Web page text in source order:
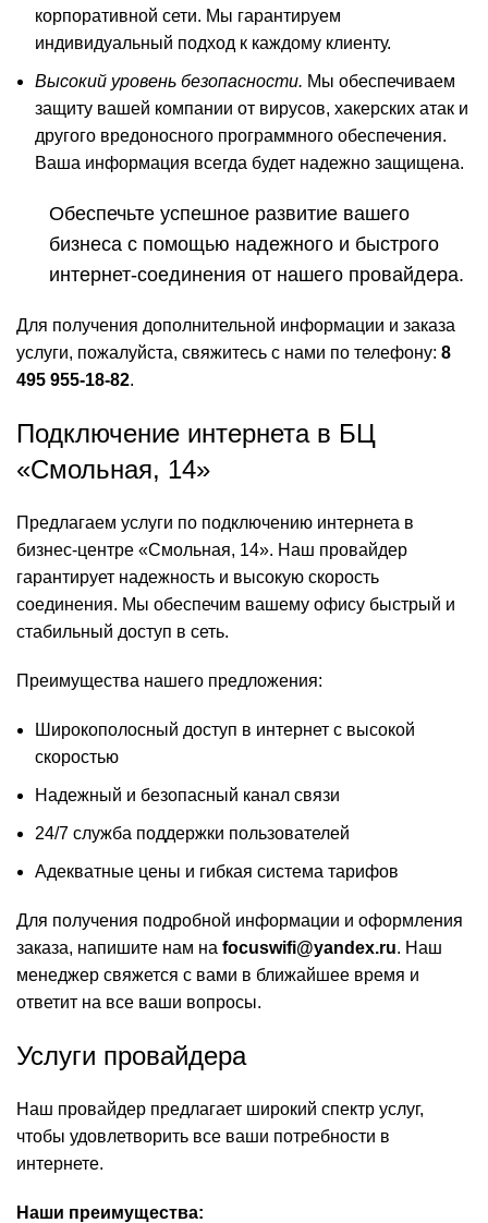
корпоративной сети. Мы гарантируем
индивидуальный подход к каждому клиенту.
Высокий уровень безопасности. Мы обеспечиваем
защиту вашей компании от вирусов, хакерских атак и
другого вредоносного программного обеспечения.
Ваша информация всегда будет надежно защищена.
Обеспечьте успешное развитие вашего
бизнеса с помощью надежного и быстрого
интернет-соединения от нашего провайдера.
Для получения дополнительной информации и заказа
услуги, пожалуйста, свяжитесь с нами по телефону: 8
495 955-18-82.
Подключение интернета в БЦ
«Смольная, 14»
Предлагаем услуги по подключению интернета в
бизнес-центре «Смольная, 14». Наш провайдер
гарантирует надежность и высокую скорость
соединения. Мы обеспечим вашему офису быстрый и
стабильный доступ в сеть.
Преимущества нашего предложения:
Широкополосный доступ в интернет с высокой
скоростью
Надежный и безопасный канал связи
24/7 служба поддержки пользователей
Адекватные цены и гибкая система тарифов
Для получения подробной информации и оформления
заказа, напишите нам на focuswifi@yandex.ru. Наш
менеджер свяжется с вами в ближайшее время и
ответит на все ваши вопросы.
Услуги провайдера
Наш провайдер предлагает широкий спектр услуг,
чтобы удовлетворить все ваши потребности в
интернете.
Наши преимущества: